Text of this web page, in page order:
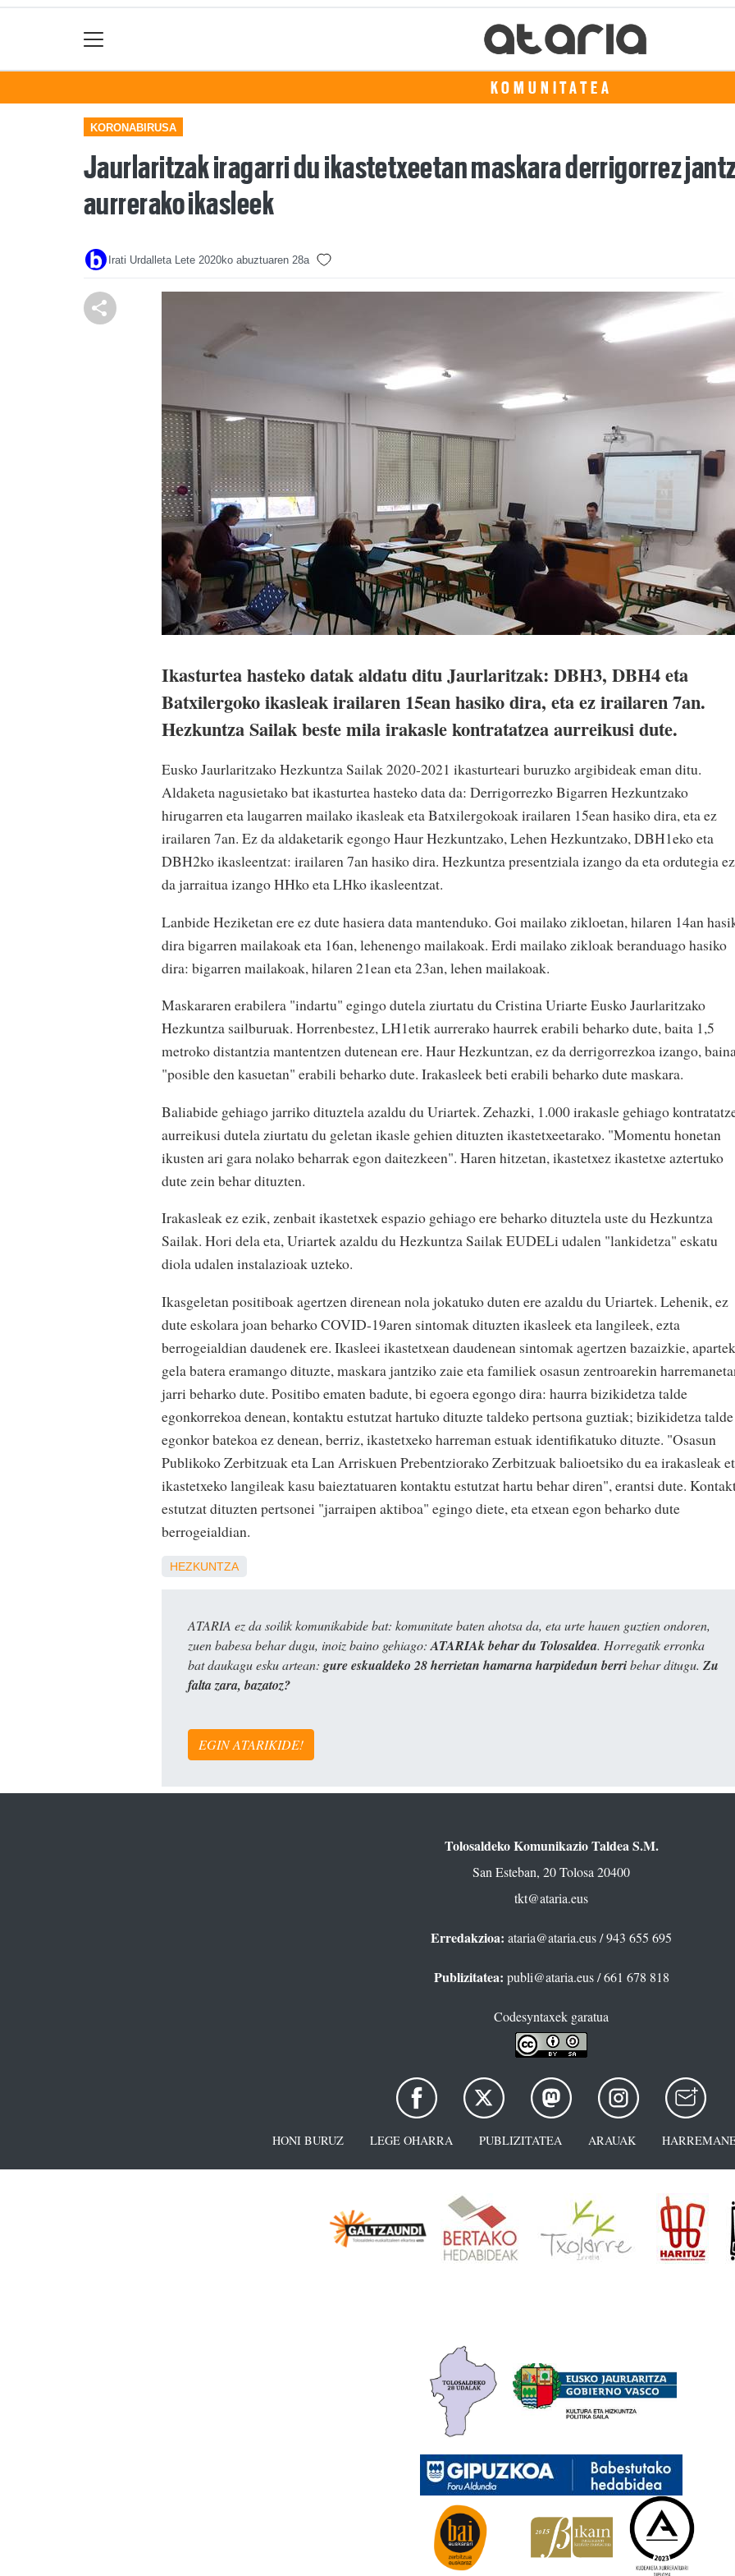
KOMUNITATEA
KORONABIRUSA
Jaurlaritzak iragarri du ikastetxeetan maskara derrigorrez
aurrerako ikasleek
Irati Urdalleta Lete 2020ko abuztuaren 28a
Ikasturtea hasteko datak aldatu ditu Jaurlaritzak: DBH3, DBH4 eta
Batxilergoko ikasleak irailaren 15ean hasiko dira, eta ez irailaren 7an.
Hezkuntza Sailak beste mila irakasle kontratatzea aurreikusi dute.
Eusko Jaurlaritzako Hezkuntza Sailak 2020-2021 ikasturteari buruzko argibideak eman ditu.
Aldaketa nagusietako bat ikasturtea hasteko data da: Derrigorrezko Bigarren Hezkuntzako
hirugarren eta laugarren mailako ikasleak eta Batxilergokoak irailaren 15ean hasiko dira, eta ez
irailaren 7an. Ez da aldaketarik egongo Haur Hezkuntzako, Lehen Hezkuntzako, DBH1eko eta
DBH2ko ikasleentzat: irailaren 7an hasiko dira. Hezkuntza presentziala izango da eta ordutegia ez
da jarraitua izango HHko eta LHko ikasleentzat.
Lanbide Heziketan ere ez dute hasiera data mantenduko. Goi mailako zikloetan, hilaren 14an
dira bigarren mailakoak eta 16an, lehenengo mailakoak. Erdi mailako zikloak beranduago hasiko
dira: bigarren mailakoak, hilaren 21ean eta 23an, lehen mailakoak.
Maskararen erabilera "indartu" egingo dutela ziurtatu du Cristina Uriarte Eusko Jaurlaritzako
Hezkuntza sailburuak. Horrenbestez, LH1etik aurrerako haurrek erabili beharko dute, baita 1,5
metroko distantzia mantentzen dutenean ere. Haur Hezkuntzan, ez da derrigorrezkoa izango,
"posible den kasuetan" erabili beharko dute. Irakasleek beti erabili beharko dute maskara.
Baliabide gehiago jarriko dituztela azaldu du Uriartek. Zehazki, 1.000 irakasle gehiago
aurreikusi dutela ziurtatu du geletan ikasle gehien dituzten ikastetxeetarako. "Momentu honetan
ikusten ari gara nolako beharrak egon daitezkeen". Haren hitzetan, ikastetxez ikastetxe aztertuko
dute zein behar dituzten.
Irakasleak ez ezik, zenbait ikastetxek espazio gehiago ere beharko dituztela uste du Hezkuntza
Sailak. Hori dela eta, Uriartek azaldu du Hezkuntza Sailak EUDELi udalen "lankidetza" eskatu
diola udalen instalazioak uzteko.
Ikasgeletan positiboak agertzen direnean nola jokatuko duten ere azaldu du Uriartek. Lehenik, ez
dute eskolara joan beharko COVID-19aren sintomak dituzten ikasleek eta langileek, ezta
berrogeialdian daudenek ere. Ikasleei ikastetxean daudenean sintomak agertzen bazaizkie,
gela batera eramango dituzte, maskara jantziko zaie eta familiek osasun zentroarekin
jarri beharko dute. Positibo ematen badute, bi egoera egongo dira: haurra bizikidetza talde
egonkorrekoa denean, kontaktu estutzat hartuko dituzte taldeko pertsona guztiak; bizikidetza talde
egonkor batekoa ez denean, berriz, ikastetxeko harreman estuak identifikatuko dituzte. "Osasun
Publikoko Zerbitzuak eta Lan Arriskuen Prebentziorako Zerbitzuak balioetsiko du ea irakasleak
ikastetxeko langileak kasu baieztatuaren kontaktu estutzat hartu behar diren", erantsi dute.
estutzat dituzten pertsonei "jarraipen aktiboa" egingo diete, eta etxean egon beharko dute
berrogeialdian.
HEZKUNTZA
ATARIA ez da soilik komunikabide bat: komunitate baten ahotsa da, eta urte hauen guztien ondoren,
zuen babesa behar dugu, inoiz baino gehiago:ATARIAk behar du Tolosaldea. Horregatik erronka
bat daukagu esku artean: gure eskualdeko 28 herrietan hamarna harpidedun berribehar ditugu. Zu
falta zara, bazatoz?
EGIN ATARIKIDE!
Tolosaldeko Komunikazio Taldea S.M.
San Esteban, 20 Tolosa 20400
tkt@ataria.eus
Erredakzioa: ataria@ataria.eus/ 943 655 695
Publizitatea: publi@ataria.eus/ 661 678 818
Codesyntaxek garatua
HONI BURUZ LEGE OHARRA PUBLIZITATEA ARAUAK